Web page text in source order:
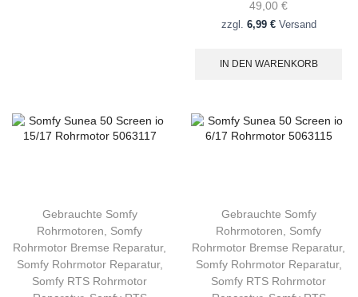
49,00 €
zzgl. 6,99 €Versand
IN DEN WARENKORB
Gebrauchte Somfy
Rohrmotoren, Somfy
Rohrmotor Bremse Reparatur,
Somfy Rohrmotor Reparatur,
Somfy RTS Rohrmotor
Gebrauchte Somfy
Rohrmotoren, Somfy
Rohrmotor Bremse Reparatur,
Somfy Rohrmotor Reparatur,
Somfy RTS Rohrmotor